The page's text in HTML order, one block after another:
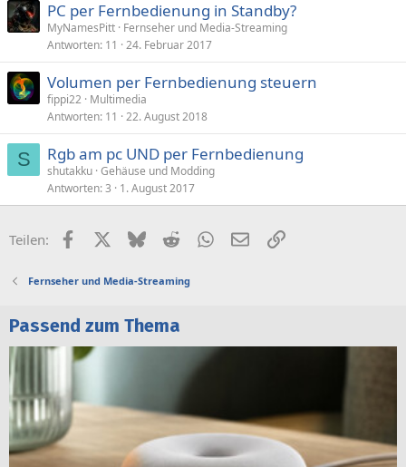
PC per Fernbedienung in Standby?
MyNamesPitt Fernseher und Media-Streaming
Antworten 11 24. Februar 2017
Volumen per Fernbedienung steuern
fippi22 Multimedia
Antworten 11 22. August 2018
S Rgb am pc UND per Fernbedienung
shutakku Gehäuse und Modding
Antworten 3 1. August 2017
Teilen: FacebookX (Twitter)
BlueskyRedditWhatsApp
E-MailLink
Fernseher und Media-Streaming
Passend zum Thema